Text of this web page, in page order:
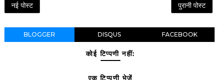
नई पोस्ट पुरानी पोस्ट
BLOGGER DISQUS FACEBOOK
कोई टिप्पणी नहीं:
एक टिप्पणी भेजें